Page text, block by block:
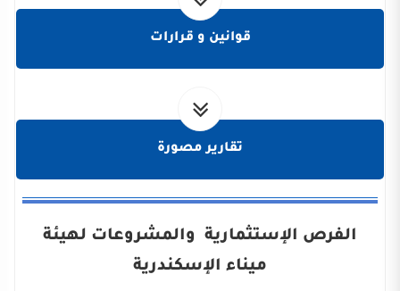
قوانين و قرارات
تقارير مصورة
الفرص الإستثمارية والمشروعات لهيئة
ميناء الإسكندرية